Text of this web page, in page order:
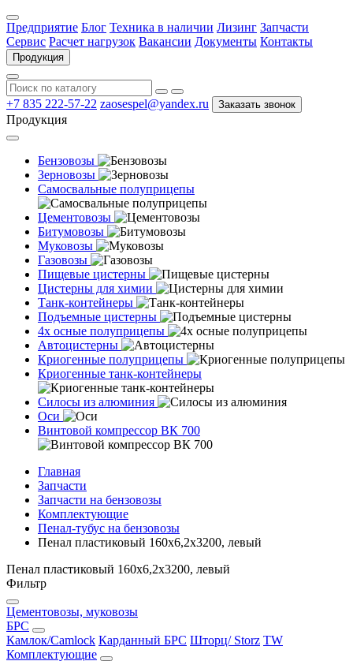
Предприятие Блог Техника в наличии Лизинг Запчасти
Сервис Расчет нагрузок Вакансии Документы Контакты
Продукция
+7 835 222-57-22 zaosespel@yandex.ru Заказать звонок
Продукция
Бензовозы
Зерновозы
Самосвальные полуприцепы
Цементовозы
Битумовозы
Муковозы
Газовозы
Пищевые цистерны
Цистерны для химии
Танк-контейнеры
Подъемные цистерны
4х осные полуприцепы
Автоцистерны
Криогенные полуприцепы
Криогенные танк-контейнеры
Силосы из алюминия
Оси
Винтовой компрессор ВК 700
Главная
Запчасти
Запчасти на бензовозы
Комплектующие
Пенал-тубус на бензовозы
Пенал пластиковый 160х6,2х3200, левый
Пенал пластиковый 160х6,2х3200, левый
Фильтр
Цементовозы, муковозы
БРС
Камлок/Camlock Карданный БРС Шторц/ Storz TW
Комплектующие